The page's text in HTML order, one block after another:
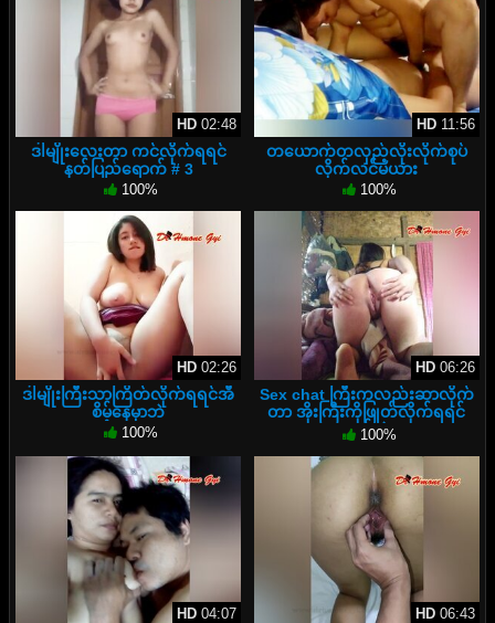
HD02:48
ဒါမျိုးလေးတာ ကင်လိုက်ရရင်
နတ်ပြည်ရောက် # 3
100%
HD11:56
တယောက်တလှည့်လိုးလိုက်စုပ်
လိုက်လင်မယား
100%
HD02:26
ဒါမျိုးကြီးသာကြိတ်လိုက်ရရင်အီ
စိမ့်နေမှာဘဲ
100%
HD06:26
Sex chat ကြီးကလည်းဆာလိုက်
တာ အိုးကြီးကိုဖြုတ်လိုက်ရရင်
ရှယ်ဘဲ
100%
HD04:07 HD06:43